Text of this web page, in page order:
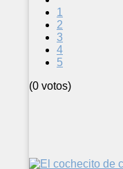
1
2
3
4
5
(0 votos)